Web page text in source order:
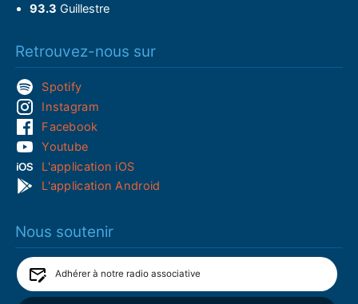
93.3 Guillestre
Retrouvez-nous sur
Spotify
Instagram
Facebook
Youtube
L'application iOS
L'application Android
Nous soutenir
Adhérer à notre radio associative